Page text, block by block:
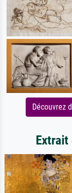
Découvrez
Extrait